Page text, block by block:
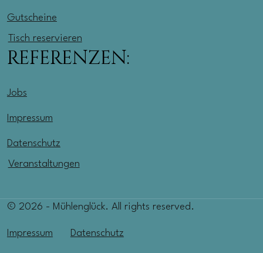
Gutscheine
Tisch reservieren
REFERENZEN:
Jobs
Impressum
Datenschutz
Veranstaltungen
© 2026 - Mühlenglück. All rights reserved.
Impressum Datenschutz